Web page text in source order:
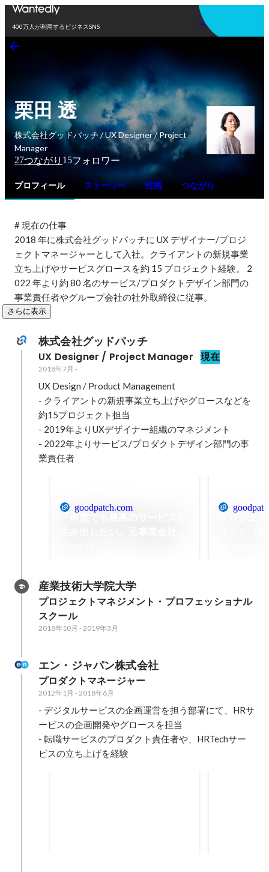
400万人が利用するビジネスSNS
アプリを使う
栗田 透
株式会社グッドパッチ / UX Designer / Project
Manager
27つながり 15フォロワー
プロフィール ストーリー 性格 つながり
# 現在の仕事
2018 年に株式会社グッドパッチに UX デザイナー/プロジ
ェクトマネージャーとして入社。クライアントの新規事業
立ち上げやサービスグロースを約 15 プロジェクト経験。 2
022 年より約 80 名のサービス/プロダクトデザイン部門の
事業責任者やグループ会社の社外取締役に従事。
さらに表示
株式会社グッドパッチ
UX Designer / Project Manager 現在
2018年7月 -
UX Design / Product Management
- クライアントの新規事業立ち上げやグロースなどを
約15プロジェクト担当
- 2019年よりUXデザイナー組織のマネジメント
- 2022年よりサービス/プロダクトデザイン部門の事
業責任者
goodpatch.com
産業技術大学院大学
プロジェクトマネジメント・プロフェッショナル
スクール
2018年10月 -2019年3月
エン・ジャパン株式会社
プロダクトマネージャー
2012年1月 -2018年6月
- デジタルサービスの企画運営を担う部署にて、HRサ
ービスの企画開発やグロースを担当
- 転職サービスのプロダクト責任者や、HRTechサー
ビスの立ち上げを経験